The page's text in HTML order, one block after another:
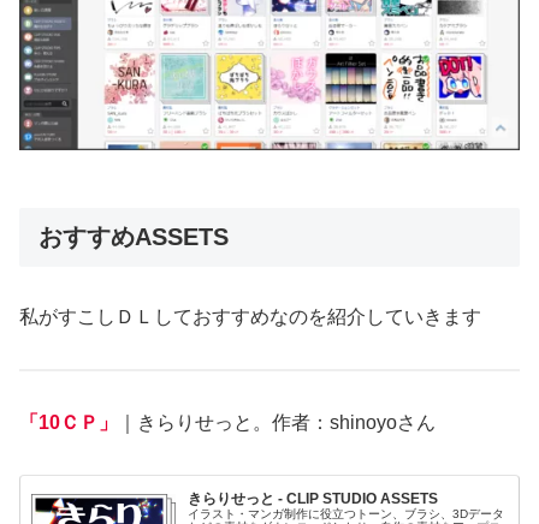
おすすめASSETS
私がすこしＤＬしておすすめなのを紹介していきます
「10ＣＰ」 ｜きらりせっと。作者：shinoyoさん
きらりせっと - CLIP STUDIO ASSETS
イラスト・マンガ制作に役立つトーン、ブラシ、3Dデータ